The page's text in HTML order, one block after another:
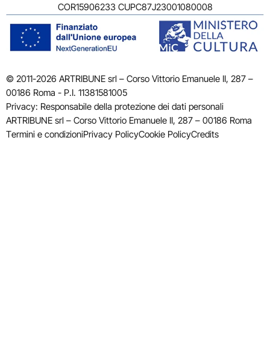
COR15906233 CUPC87J23001080008
© 2011-2026 ARTRIBUNE srl – Corso Vittorio Emanuele II, 287 –
00186 Roma - P.I. 11381581005
Privacy: Responsabile della protezione dei dati personali
ARTRIBUNE srl – Corso Vittorio Emanuele II, 287 – 00186 Roma
Termini e condizioniPrivacy PolicyCookie PolicyCredits